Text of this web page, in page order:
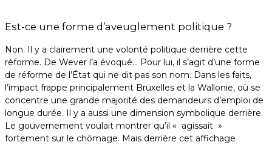
Est-ce une forme d’aveuglement politique ?
Non. Il y a clairement une volonté politique derrière cette
réforme. De Wever l’a évoqué… Pour lui, il s’agit d’une forme
de réforme de l’État qui ne dit pas son nom. Dans les faits,
l’impact frappe principalement Bruxelles et la Wallonie, où se
concentre une grande majorité des demandeurs d’emploi de
longue durée. Il y a aussi une dimension symbolique derrière.
Le gouvernement voulait montrer qu’il « agissait »
fortement sur le chômage. Mais derrière cet affichage